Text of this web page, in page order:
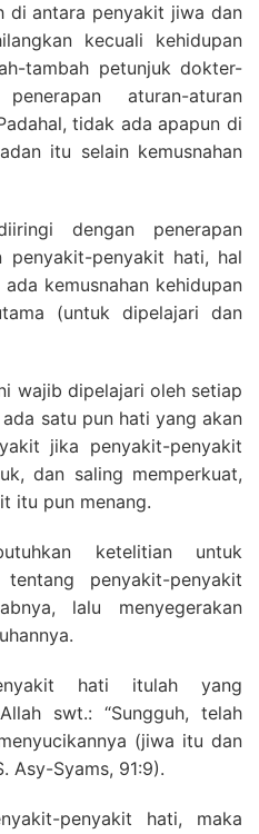
di antara penyakit jiwa dan
kecuali kehidupan
tambah petunjuk dokter-
aturan-aturan
tidak ada apapun di
itu selain kemusnahan
dengan penerapan
penyakit-penyakit hati, hal
kemusnahan kehidupan
(untuk dipelajari dan
wajib dipelajari oleh setiap
satu pun hati yang akan
jika penyakit-penyakit
dan saling memperkuat,
itu pun menang.
ketelitian untuk
tentang penyakit-penyakit
lalu menyegerakan
hati itulah yang
swt.: “Sungguh, telah
(jiwa itu dan
Asy-Syams, 91:9).
penyakit hati, maka